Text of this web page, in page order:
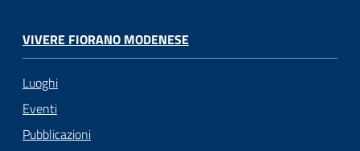
VIVERE FIORANO MODENESE
Luoghi
Eventi
Pubblicazioni